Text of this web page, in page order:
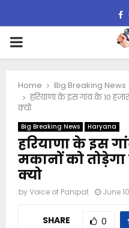
PRIMARY
Home
Big Breaking News
हरियाणा के इस गांव के 10
क्यो
Big Breaking News Haryana
हरियाणा के इस
मकानों को
क्यो
byVoice of Panipat June
SHARE 0